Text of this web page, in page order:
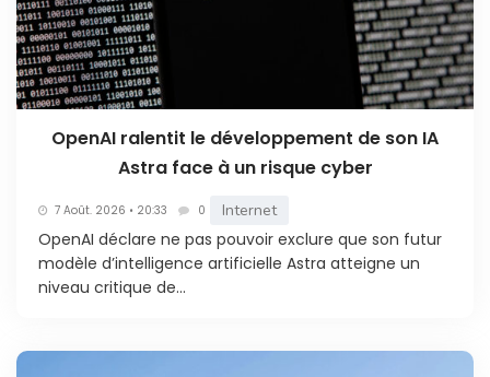
OpenAI ralentit le développement de son IA
Astra face à un risque cyber
7 Août. 2026 • 20:33 0 Internet
OpenAI déclare ne pas pouvoir exclure que son futur
modèle d’intelligence artificielle Astra atteigne un
niveau critique de...